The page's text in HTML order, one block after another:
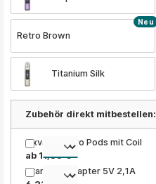
Retro Brown
Neu
Titanium Silk
Zubehör direkt mitbestellen:
Oxva Xlim Pro Pods mit Coil
ab 11,35 €
Xtar USB Adapter 5V 2,1A